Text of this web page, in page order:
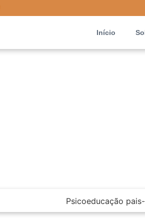
Início